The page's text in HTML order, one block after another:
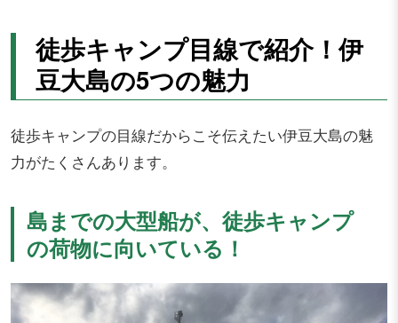
徒歩キャンプ目線で紹介！伊
豆大島の5つの魅力
徒歩キャンプの目線だからこそ伝えたい伊豆大島の魅
力がたくさんあります。
島までの大型船が、徒歩キャンプ
の荷物に向いている！